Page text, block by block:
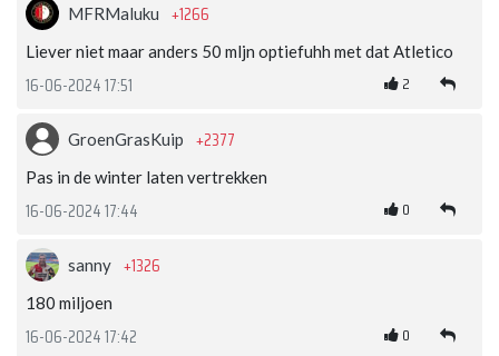
MFRMaluku +1266
Liever niet maar anders 50 mljn optiefuhh met dat Atletico
16-06-2024 17:51 2
GroenGrasKuip +2377
Pas in de winter laten vertrekken
16-06-2024 17:44 0
sanny +1326
180 miljoen
16-06-2024 17:42 0